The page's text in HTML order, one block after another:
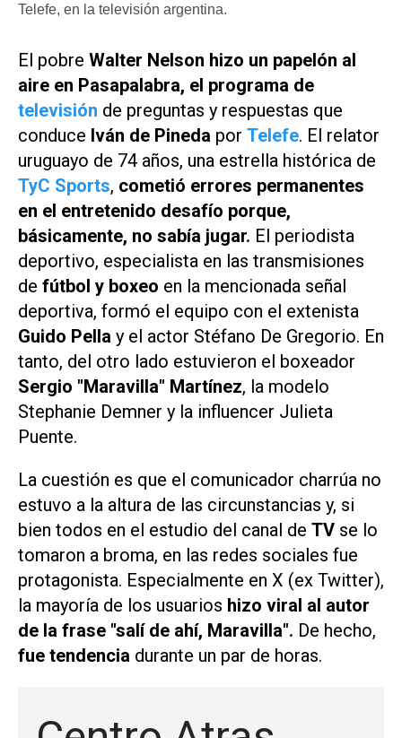
Telefe, en la televisión argentina.
El pobre Walter Nelson hizo un papelón al
aire en Pasapalabra, el programa de
televisión de preguntas y respuestas que
conduce Iván de Pineda por Telefe. El relator
uruguayo de 74 años, una estrella histórica de
TyC Sports, cometió errores permanentes
en el entretenido desafío porque,
básicamente, no sabía jugar. El periodista
deportivo, especialista en las transmisiones
de fútbol y boxeo en la mencionada señal
deportiva, formó el equipo con el extenista
Guido Pella y el actor Stéfano De Gregorio. En
tanto, del otro lado estuvieron el boxeador
Sergio "Maravilla" Martínez, la modelo
Stephanie Demner y la influencer Julieta
Puente.
La cuestión es que el comunicador charrúa no
estuvo a la altura de las circunstancias y, si
bien todos en el estudio del canal de TV se lo
tomaron a broma, en las redes sociales fue
protagonista. Especialmente en X (ex Twitter),
la mayoría de los usuarios hizo viral al autor
de la frase "salí de ahí, Maravilla". De hecho,
fue tendencia durante un par de horas.